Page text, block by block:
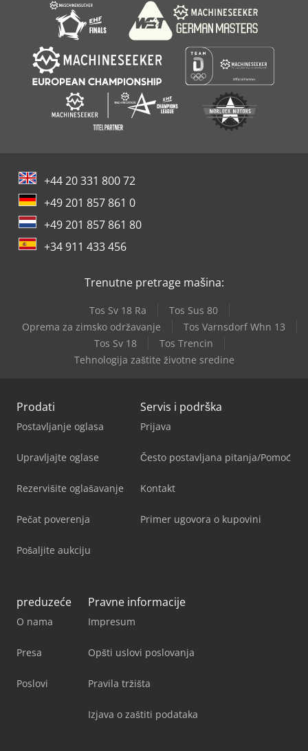
+44 20 331 800 72
+49 201 857 861 0
+49 201 857 861 80
+34 911 433 456
Trenutne pretrage mašina:
Tos Sv 18 Ra
Tos Sus 80
Oprema za zimsko održavanje
Tos Varnsdorf Whn 13
Tos Sv 18
Tos Trencin
Tehnologija zaštite životne sredine
Prodati
Postavljanje oglasa
Upravljajte oglase
Rezervišite oglašavanje
Pečat poverenja
Pošaljite aukciju
Servis i podrška
Prijava
Često postavljana pitanja/Pomoć
Kontakt
Primer ugovora o kupovini
preduzeće
O nama
Presa
Poslovi
Pravne informacije
Impresum
Opšti uslovi poslovanja
Pravila tržišta
Izjava o zaštiti podataka